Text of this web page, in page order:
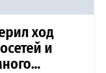
ход
и